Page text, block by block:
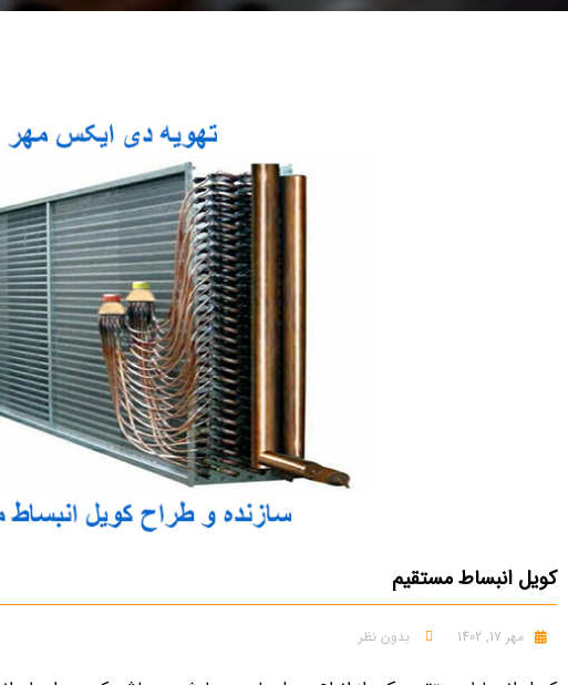
کویل انبساط مستقیم
مهر 17, 1402 بدون نظر